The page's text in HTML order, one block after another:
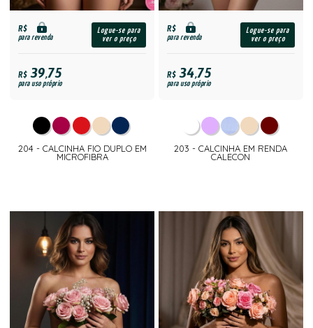
R$
para revenda
Logue-se para
ver o preço
R$39,75
para uso próprio
204 - CALCINHA FIO DUPLO EM
MICROFIBRA
R$
para revenda
Logue-se para
ver o preço
R$34,75
para uso próprio
203 - CALCINHA EM RENDA
CALECON